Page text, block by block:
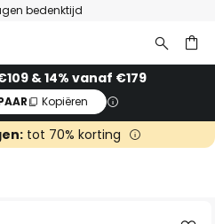
bedenktijd
& 14% vanaf €179
Kopiëren
tot 70% korting